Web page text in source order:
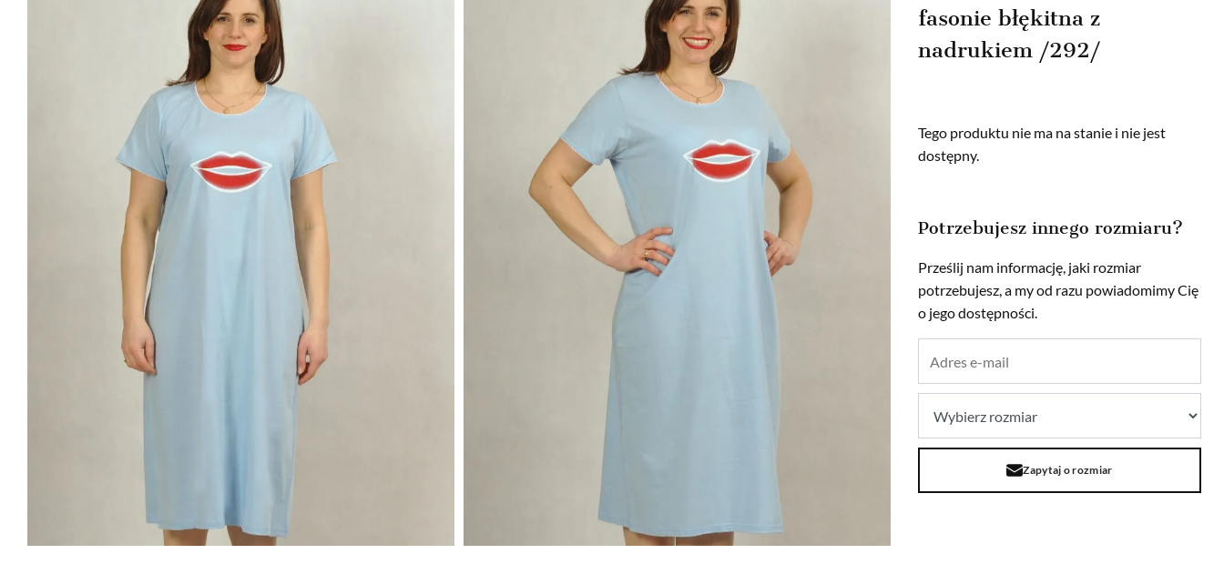
fasonie błękitna z
nadrukiem /292/
Tego produktu nie ma na stanie i nie jest
dostępny.
Potrzebujesz innego rozmiaru?
Prześlij nam informację, jaki rozmiar
potrzebujesz, a my od razu powiadomimy Cię
o jego dostępności.
Zapytaj o rozmiar